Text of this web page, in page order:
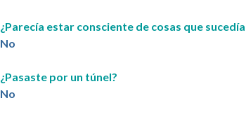
¿Parecía estar consciente de cosas que
No
¿Pasaste por un túnel?
No